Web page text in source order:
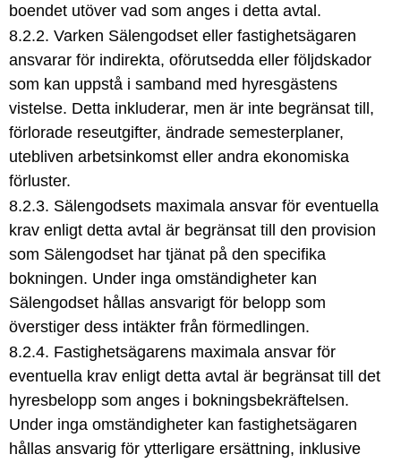
boendet utöver vad som anges i detta avtal.
8.2.2. Varken Sälengodset eller fastighetsägaren
ansvarar för indirekta, oförutsedda eller följdskador
som kan uppstå i samband med hyresgästens
vistelse. Detta inkluderar, men är inte begränsat till,
förlorade reseutgifter, ändrade semesterplaner,
utebliven arbetsinkomst eller andra ekonomiska
förluster.
8.2.3. Sälengodsets maximala ansvar för eventuella
krav enligt detta avtal är begränsat till den provision
som Sälengodset har tjänat på den specifika
bokningen. Under inga omständigheter kan
Sälengodset hållas ansvarigt för belopp som
överstiger dess intäkter från förmedlingen.
8.2.4. Fastighetsägarens maximala ansvar för
eventuella krav enligt detta avtal är begränsat till det
hyresbelopp som anges i bokningsbekräftelsen.
Under inga omständigheter kan fastighetsägaren
hållas ansvarig för ytterligare ersättning, inklusive